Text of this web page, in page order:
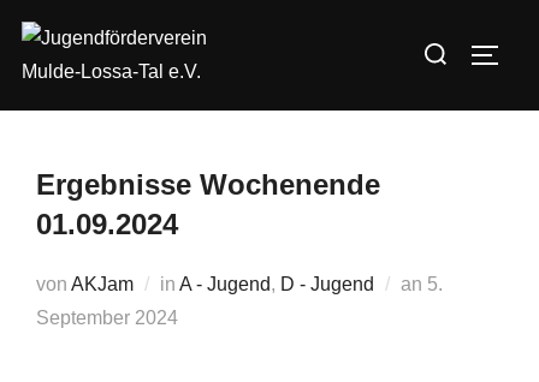
Inhalt
springen
Suchen
Ergebnisse Wochenende
01.09.2024
von AKJam in A - Jugend, D - Jugend an Veröffentlicht
5.
September 2024